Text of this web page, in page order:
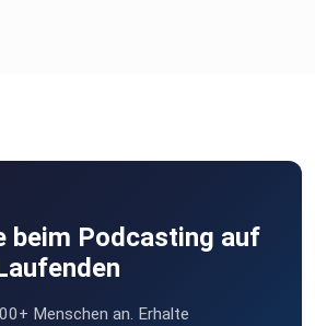
beim Podcasting auf
Menschen an. Erhalte